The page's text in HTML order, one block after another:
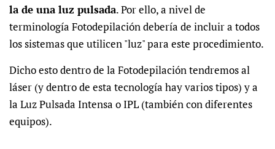
la de una luz pulsada. Por ello, a nivel de
terminología Fotodepilación debería de incluir a todos
los sistemas que utilicen "luz" para este procedimiento.
Dicho esto dentro de la Fotodepilación tendremos al
láser (y dentro de esta tecnología hay varios tipos) y a
la Luz Pulsada Intensa o IPL (también con diferentes
equipos).